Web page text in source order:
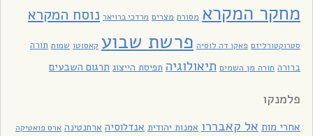
מחקר המקרא מסורת מצרים מרדכי ברויאר נוסח המקרא
סטרוקטורליזם פאקו דה לוסיה פרשת שבוע קאסוטו שמות תורה
ברורה תורה מן השמים תיאולוגיה תפיסת הייצוג תרגום השבעים
פלמנקו
אחרי מות אל קאבררו אמנות יהודית אנדלוסיה ארחנטינה ארס פואטיקה